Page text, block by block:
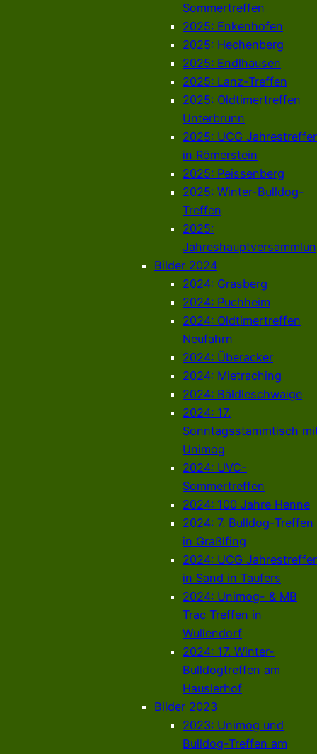
Sommertreffen
2025: Enkenhofen
2025: Hechenberg
2025: Endlhausen
2025: Lanz-Treffen
2025: Oldtimertreffen
Unterbrunn
2025: UCG
in Römerstein
2025: Peissenberg
2025: Winter-Bulldog-
Treffen
2025:
Bilder 2024
2024: Grasberg
2024: Puchheim
2024: Oldtimertreffen
Neufahrn
2024: Überacker
2024: Mietraching
2024: Bäldleschwaige
2024: 17.
Sonntagsstammtisch
Unimog
2024: UVC-
Sommertreffen
2024: 100 Jahre Henne
2024: 7. Bulldog-Treffen
in Graßlfing
2024: UCG
in Sand in Taufers
2024: Unimog- & MB
Trac Treffen in
Wullendorf
2024: 17. Winter-
Bulldogtreffen am
Hauslerhof
Bilder 2023
2023: Unimog und
Bulldog-Treffen am